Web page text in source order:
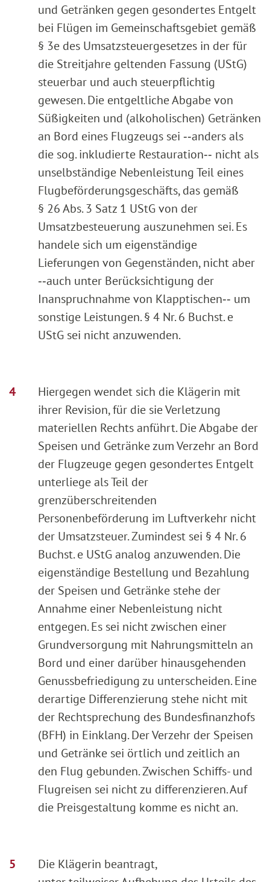
und Getränken gegen gesondertes Entgelt
bei Flügen im Gemeinschaftsgebiet gemäß
§ 3e des Umsatzsteuergesetzes in der für
die Streitjahre geltenden Fassung (UStG)
steuerbar und auch steuerpflichtig
gewesen. Die entgeltliche Abgabe von
Süßigkeiten und (alkoholischen) Getränken
an Bord eines Flugzeugs sei ‑‑anders als
die sog. inkludierte Restauration‑‑ nicht als
unselbständige Nebenleistung Teil eines
Flugbeförderungsgeschäfts, das gemäß
§ 26 Abs. 3 Satz 1 UStG von der
Umsatzbesteuerung auszunehmen sei. Es
handele sich um eigenständige
Lieferungen von Gegenständen, nicht aber
‑‑auch unter Berücksichtigung der
Inanspruchnahme von Klapptischen‑‑ um
sonstige Leistungen. § 4 Nr. 6 Buchst. e
UStG sei nicht anzuwenden.
Hiergegen wendet sich die Klägerin mit
ihrer Revision, für die sie Verletzung
materiellen Rechts anführt. Die Abgabe der
Speisen und Getränke zum Verzehr an Bord
der Flugzeuge gegen gesondertes Entgelt
unterliege als Teil der
grenzüberschreitenden
Personenbeförderung im Luftverkehr nicht
der Umsatzsteuer. Zumindest sei § 4 Nr. 6
Buchst. e UStG analog anzuwenden. Die
eigenständige Bestellung und Bezahlung
der Speisen und Getränke stehe der
Annahme einer Nebenleistung nicht
entgegen. Es sei nicht zwischen einer
Grundversorgung mit Nahrungsmitteln an
Bord und einer darüber hinausgehenden
Genussbefriedigung zu unterscheiden. Eine
derartige Differenzierung stehe nicht mit
der Rechtsprechung des Bundesfinanzhofs
(BFH) in Einklang. Der Verzehr der Speisen
und Getränke sei örtlich und zeitlich an
den Flug gebunden. Zwischen Schiffs- und
Flugreisen sei nicht zu differenzieren. Auf
die Preisgestaltung komme es nicht an.
Die Klägerin beantragt,